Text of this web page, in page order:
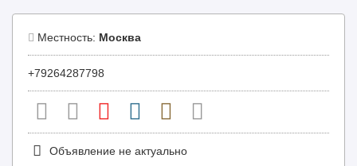
Местность: Москва
+79264287798
Объявление не актуально